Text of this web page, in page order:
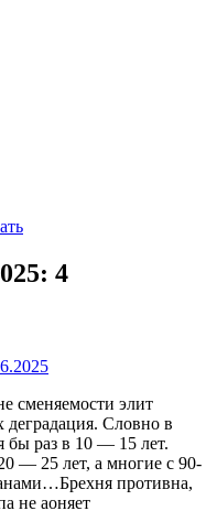
: 4
сменяемости элит
Словно в
бы раз в 10 — 15 лет.
— 25 лет, а многие с 90-
противна,
не аоняет